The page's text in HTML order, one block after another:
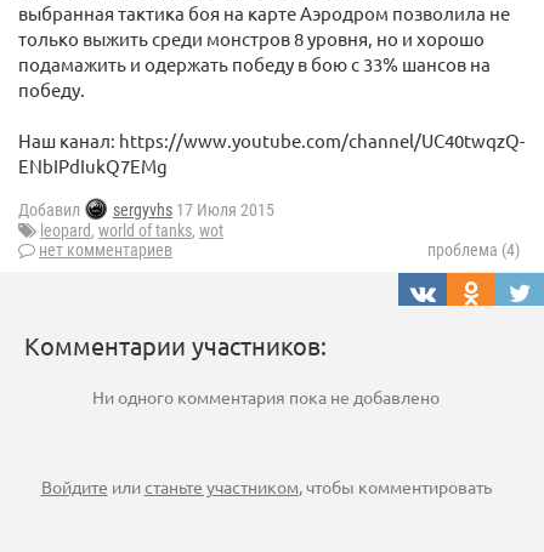
выбранная тактика боя на карте Аэродром позволила не
только выжить среди монстров 8 уровня, но и хорошо
подамажить и одержать победу в бою с 33% шансов на
победу.
Наш канал: https://www.youtube.com/channel/UC40twqzQ-
ENbIPdIukQ7EMg
Добавил sergyvhs 17 Июля 2015
leopard, world of tanks, wot
нет комментариев
проблема (4)
Комментарии участников:
Ни одного комментария пока не добавлено
Войдите илистаньте участником, чтобы комментировать